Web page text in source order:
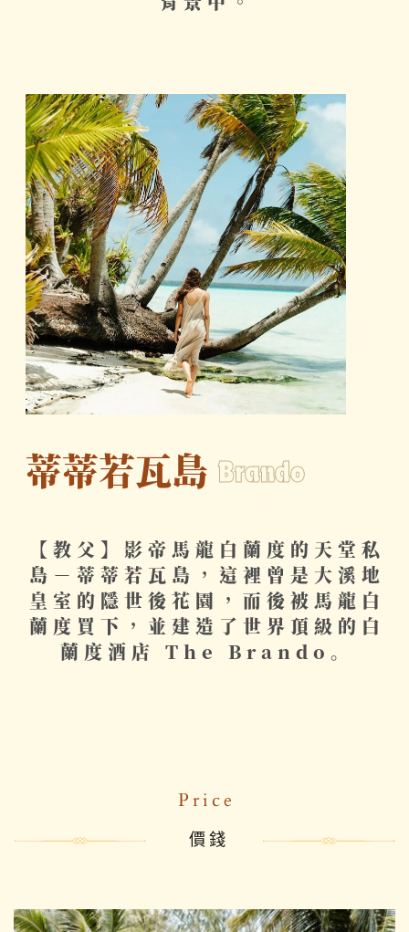
蒂蒂若瓦島 Brando
【教父】影帝馬龍白蘭度​的天堂私
島－蒂蒂若瓦​島，這裡曾是大溪地
皇室​的隱世後花園，而後被馬​龍白
蘭度買下，並建造了​世界頂級的白
蘭度酒店 ​The Brando。
Pr​ice
價錢​